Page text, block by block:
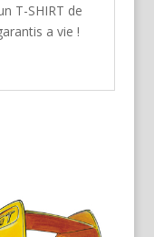
T-SHIRT de
a vie !